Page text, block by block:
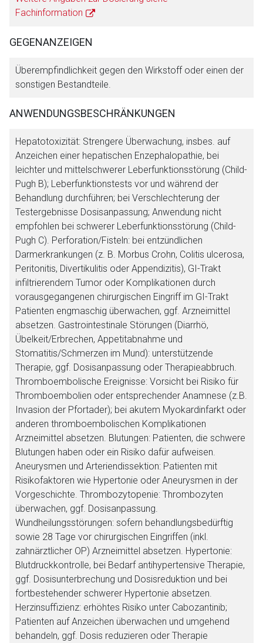
Fachinformation
GEGENANZEIGEN
Überempfindlichkeit gegen den Wirkstoff oder einen der
sonstigen Bestandteile.
ANWENDUNGSBESCHRÄNKUNGEN
Hepatotoxizität: Strengere Überwachung, insbes. auf
Anzeichen einer hepatischen Enzephalopathie, bei
leichter und mittelschwerer Leberfunktionsstörung (Child-
Pugh B); Leberfunktionstests vor und während der
Behandlung durchführen; bei Verschlechterung der
Testergebnisse Dosisanpassung; Anwendung nicht
empfohlen bei schwerer Leberfunktionsstörung (Child-
Pugh C). Perforation/Fisteln: bei entzündlichen
Darmerkrankungen (z. B. Morbus Crohn, Colitis ulcerosa,
Peritonitis, Divertikulitis oder Appendizitis), GI-Trakt
infiltrierendem Tumor oder Komplikationen durch
vorausgegangenen chirurgischen Eingriff im GI-Trakt
Patienten engmaschig überwachen, ggf. Arzneimittel
absetzen. Gastrointestinale Störungen (Diarrhö,
Übelkeit/Erbrechen, Appetitabnahme und
Stomatitis/Schmerzen im Mund): unterstützende
Therapie, ggf. Dosisanpassung oder Therapieabbruch.
Thromboembolische Ereignisse: Vorsicht bei Risiko für
Thromboembolien oder entsprechender Anamnese (z.B.
Invasion der Pfortader); bei akutem Myokardinfarkt oder
anderen thromboembolischen Komplikationen
Arzneimittel absetzen. Blutungen: Patienten, die schwere
Blutungen haben oder ein Risiko dafür aufweisen.
Aneurysmen und Arteriendissektion: Patienten mit
Risikofaktoren wie Hypertonie oder Aneurysmen in der
Vorgeschichte. Thrombozytopenie: Thrombozyten
überwachen, ggf. Dosisanpassung.
Wundheilungsstörungen: sofern behandlungsbedürftig
sowie 28 Tage vor chirurgischen Eingriffen (inkl.
zahnärztlicher OP) Arzneimittel absetzen. Hypertonie:
Blutdruckkontrolle, bei Bedarf antihypertensive Therapie,
ggf. Dosisunterbrechung und Dosisreduktion und bei
fortbestehender schwerer Hypertonie absetzen.
Herzinsuffizienz: erhöhtes Risiko unter Cabozantinib;
Patienten auf Anzeichen überwachen und umgehend
behandeln, ggf. Dosis reduzieren oder Therapie